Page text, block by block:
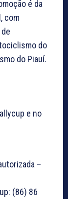
é da
com
do
do Piauí.
e no
–
(86) 86